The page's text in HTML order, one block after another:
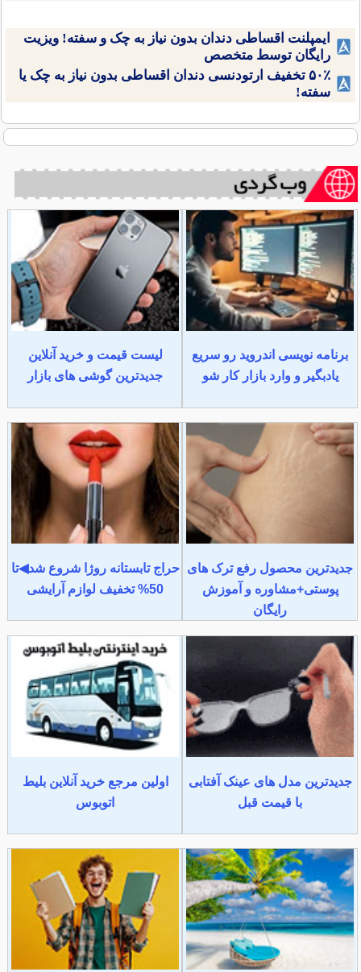
ایمپلنت اقساطی دندان بدون نیاز به چک و سفته! ویزیت
رایگان توسط متخصص
۵۰٪ تخفیف ارتودنسی دندان اقساطی بدون نیاز به چک یا
سفته!
برنامه نویسی اندروید رو سریع
یادبگیر و وارد بازار کار شو
لیست قیمت و خرید آنلاین
جدیدترین گوشی های بازار
جدیدترین محصول رفع ترک های
پوستی+مشاوره و آموزش
رایگان
حراج تابستانه روژا شروع شد◀تا
50% تخفیف لوازم آرایشی
جدیدترین مدل های عینک آفتابی
با قیمت قبل
اولین مرجع خرید آنلاین بلیط
اتوبوس